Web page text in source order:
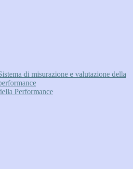
di misurazione e valutazione della
Performance